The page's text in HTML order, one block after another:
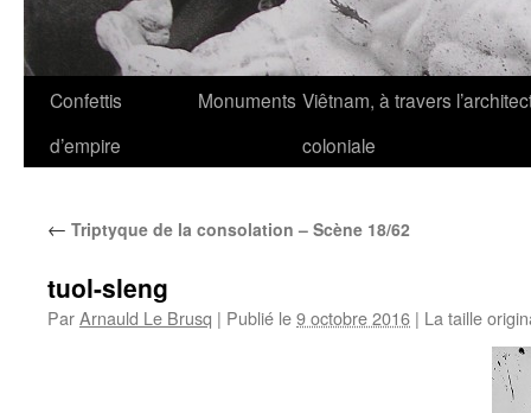
Confettis
d’empire
Monuments Viêtnam, à travers
coloniale
← Triptyque de la consolation – Scène 18/62
tuol-sleng
ParArnauld Le Brusq | Publié le9 octobre 2016 | La taille